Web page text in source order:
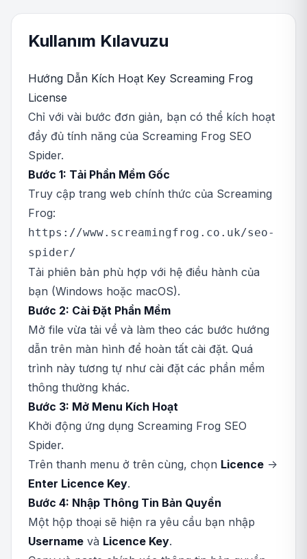
Kullanım Kılavuzu
Hướng Dẫn Kích Hoạt Key Screaming Frog
License
Chỉ với vài bước đơn giản, bạn có thể kích hoạt
đầy đủ tính năng của Screaming Frog SEO
Spider.
Bước 1: Tải Phần Mềm Gốc
Truy cập trang web chính thức của Screaming
Frog:
https://www.screamingfrog.co.uk/seo-
spider/
Tải phiên bản phù hợp với hệ điều hành của
bạn (Windows hoặc macOS).
Bước 2: Cài Đặt Phần Mềm
Mở file vừa tải về và làm theo các bước hướng
dẫn trên màn hình để hoàn tất cài đặt. Quá
trình này tương tự như cài đặt các phần mềm
thông thường khác.
Bước 3: Mở Menu Kích Hoạt
Khởi động ứng dụng Screaming Frog SEO
Spider.
Trên thanh menu ở trên cùng, chọn Licence ->
Enter Licence Key.
Bước 4: Nhập Thông Tin Bản Quyền
Một hộp thoại sẽ hiện ra yêu cầu bạn nhập
Username và Licence Key.